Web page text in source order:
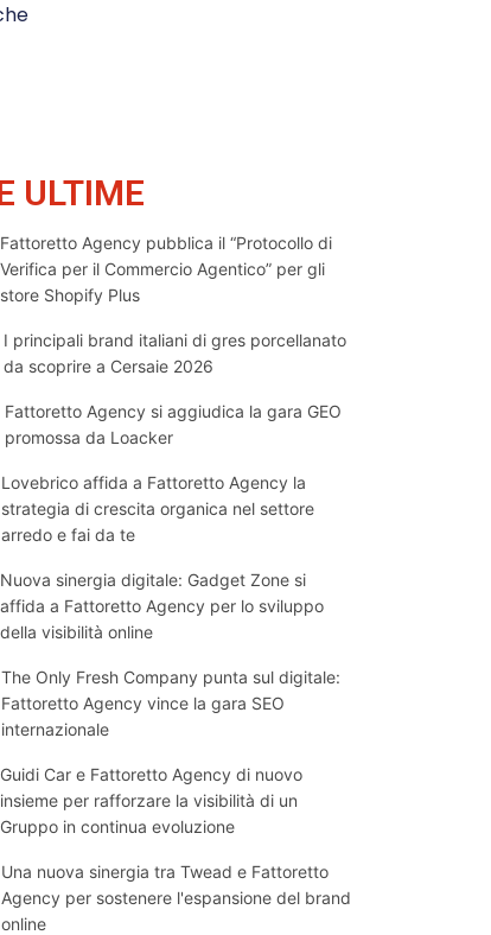
ULTIME
Fattoretto Agency pubblica il “Protocollo di
Verifica per il Commercio Agentico” per gli
store Shopify Plus
I principali brand italiani di gres porcellanato
da scoprire a Cersaie 2026
Fattoretto Agency si aggiudica la gara GEO
promossa da Loacker
Lovebrico affida a Fattoretto Agency la
strategia di crescita organica nel settore
arredo e fai da te
Nuova sinergia digitale: Gadget Zone si
affida a Fattoretto Agency per lo sviluppo
della visibilità online
The Only Fresh Company punta sul digitale:
Fattoretto Agency vince la gara SEO
internazionale
Guidi Car e Fattoretto Agency di nuovo
insieme per rafforzare la visibilità di un
Gruppo in continua evoluzione
Una nuova sinergia tra Twead e Fattoretto
Agency per sostenere l'espansione del brand
online